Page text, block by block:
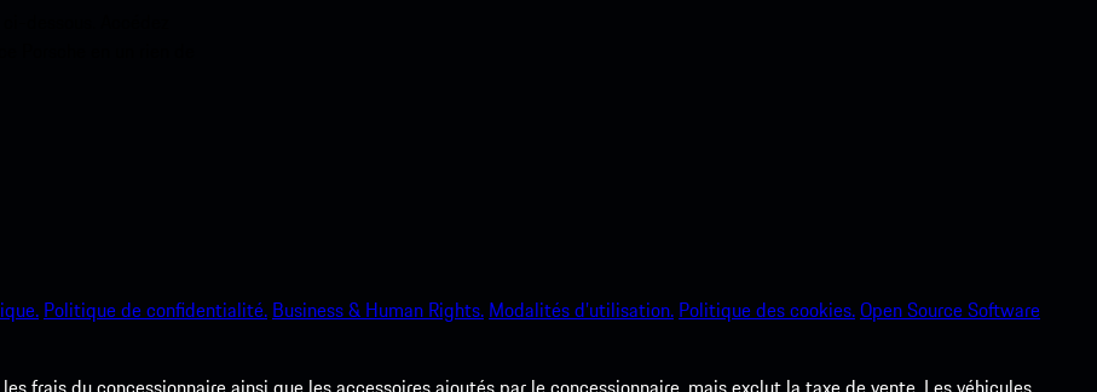
Politique de confidentialité. Business & Human Rights. Modalités d’utilisation. Politique des cookies.Open Source Software